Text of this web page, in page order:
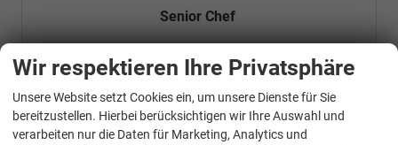
Senior Chef
Telefonnummer: 07181 - 47695 15
E-Mailadresse:info@autohausrems.de
Fahrzeugnr.
Wir respektieren Ihre Privatsphäre
Unsere Website setzt Cookies ein, um unsere Dienste für Sie
bereitzustellen. Hierbei berücksichtigen wir Ihre Auswahl und
verarbeiten nur die Daten für Marketing, Analytics und